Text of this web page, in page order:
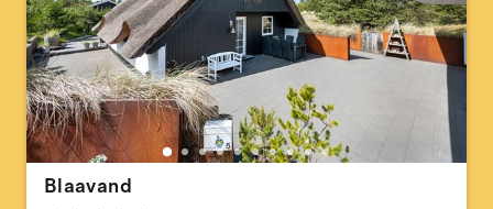
Blaavand